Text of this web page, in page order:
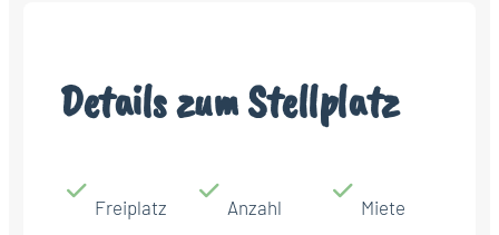
Details zum Stellplatz
Freiplatz Anzahl Miete